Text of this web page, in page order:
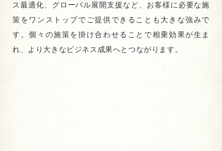
ス最適化、グローバル展開支援など、お客様に必要な施
策をワンストップでご提供できることも大きな強みで
す。個々の施策を掛け合わせることで相乗効果が生ま
れ、より大きなビジネス成果へとつながります。